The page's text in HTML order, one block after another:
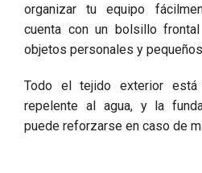
organizar tu equipo
cuenta con un bolsillo
objetos personales y
Todo el tejido exterior
repelente al agua, y la
puede reforzarse en caso de